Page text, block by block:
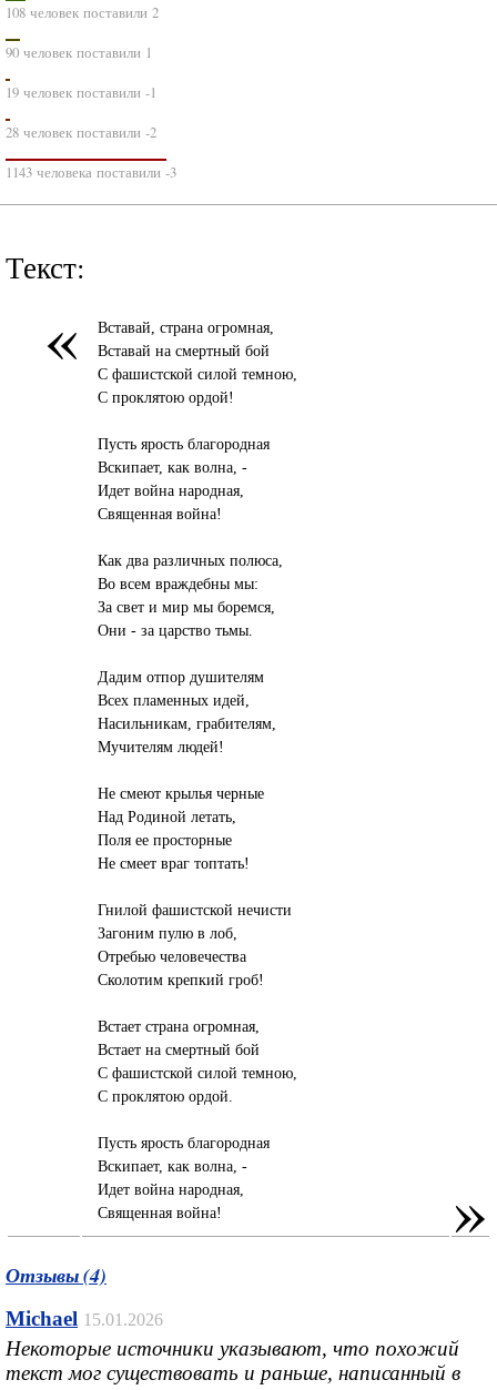
108 человек поставили 2
90 человек поставили 1
19 человек поставили -1
28 человек поставили -2
1143 человека поставили -3
Текст:
«
Вставай, страна огромная,
Вставай на смертный бой
С фашистской силой темною,
С проклятою ордой!
Пусть ярость благородная
Вскипает, как волна, -
Идет война народная,
Священная война!
Как два различных полюса,
Во всем враждебны мы:
За свет и мир мы боремся,
Они - за царство тьмы.
Дадим отпор душителям
Всех пламенных идей,
Насильникам, грабителям,
Мучителям людей!
Не смеют крылья черные
Над Родиной летать,
Поля ее просторные
Не смеет враг топтать!
Гнилой фашистской нечисти
Загоним пулю в лоб,
Отребью человечества
Сколотим крепкий гроб!
Встает страна огромная,
Встает на смертный бой
С фашистской силой темною,
С проклятою ордой.
Пусть ярость благородная
Вскипает, как волна, -
Идет война народная,
Священная война!
»
Отзывы (4)
Michael 15.01.2026
Некоторые источники указывают, что похожий
текст мог существовать и раньше, написанный в